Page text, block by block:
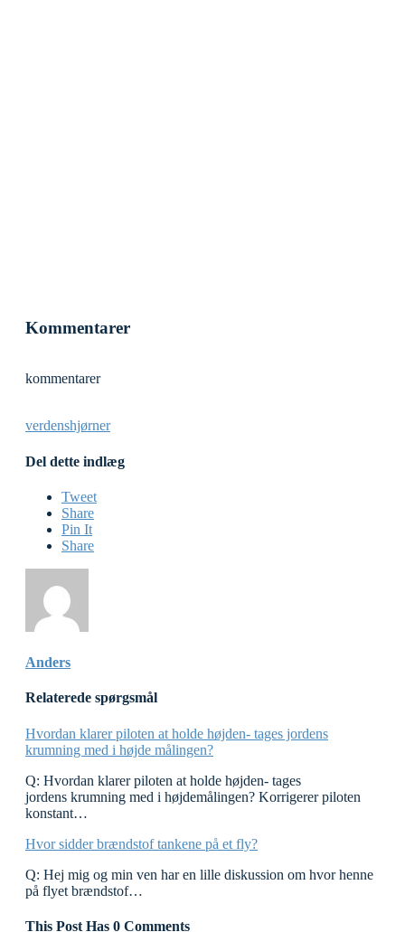
Kommentarer
kommentarer
verdenshjørner
Del dette indlæg
Tweet
Share
Pin It
Share
Anders
Relaterede spørgsmål
Hvordan klarer piloten at holde højden- tages jordens
krumning med i højde målingen?
Q: Hvordan klarer piloten at holde højden- tages
jordens krumning med i højdemålingen? Korrigerer piloten
konstant…
Hvor sidder brændstof tankene på et fly?
Q: Hej mig og min ven har en lille diskussion om hvor henne
på flyet brændstof…
This Post Has 0 Comments